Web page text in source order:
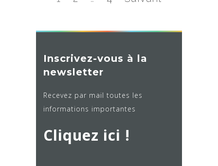
Inscrivez-vous à la
newsletter
Recevez par mail toutes les
informations importantes
Cliquez ici !